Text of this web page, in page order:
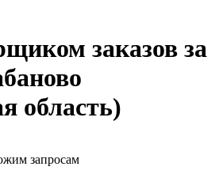
заказов за
область)
запросам